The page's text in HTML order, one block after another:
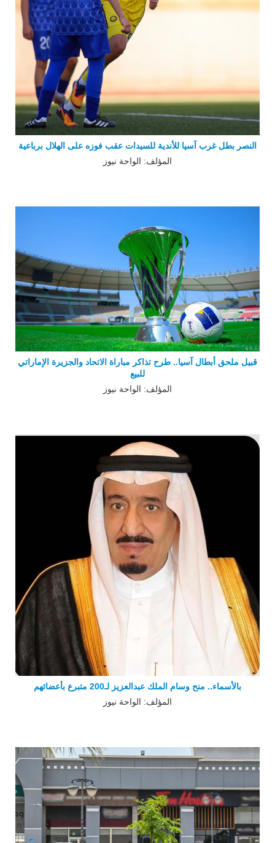
النصر بطل غرب آسيا للأندية للسيدات عقب فوزه على الهلال برباعية
المؤلف: الواحة نيوز
قبيل ملحق أبطال آسيا.. طرح تذاكر مباراة الاتحاد والجزيرة الإماراتي
للبيع
المؤلف: الواحة نيوز
بالأسماء.. منح وسام الملك عبدالعزيز لـ200 متبرع بأعضائهم
المؤلف: الواحة نيوز